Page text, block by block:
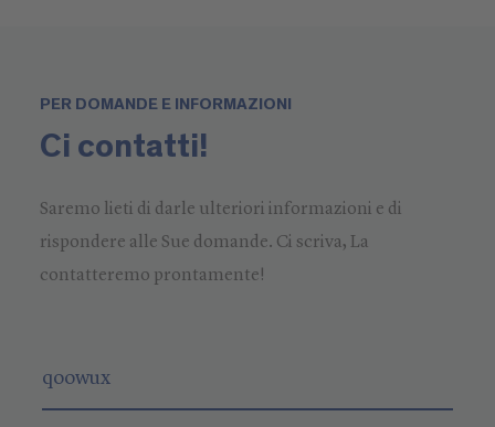
PER DOMANDE E INFORMAZIONI
Ci contatti!
Saremo lieti di darle ulteriori informazioni e di
rispondere alle Sue domande. Ci scriva, La
contatteremo prontamente!